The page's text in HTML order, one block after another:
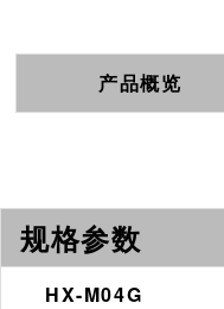
产品概览
规格参数
HX-M04G